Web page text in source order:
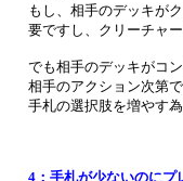
もし、相手のデッキが
要ですし、クリーチャ
でも相手のデッキがコ
相手のアクション次第
手札の選択肢を増やす
4：手札が少ないのにプ